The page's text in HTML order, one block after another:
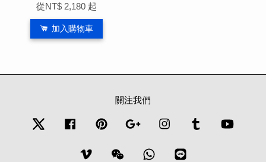
從NT$ 2,180 起
加入購物車
關注我們
Twitter Facebook Pinterest Google Instagram Tumblr
Vimeo Wechat Whatsapp